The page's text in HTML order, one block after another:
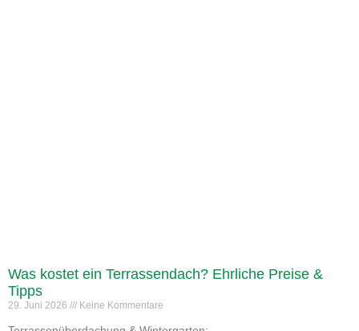
Was kostet ein Terrassendach? Ehrliche Preise &
Tipps
29. Juni 2026 Keine Kommentare